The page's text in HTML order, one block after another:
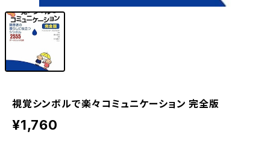
視覚シンボルで楽々コミュニケーション 完全版
¥1,760